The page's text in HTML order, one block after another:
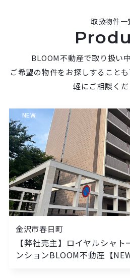
取扱物件一
BLOOM不動産で取り扱い
ご希望の物件をお探しすること
軽にご相談くだ
金沢市春日町
【弊社売主】ロイヤルシャ
ンションBLOOM不動産【NEW
NEW